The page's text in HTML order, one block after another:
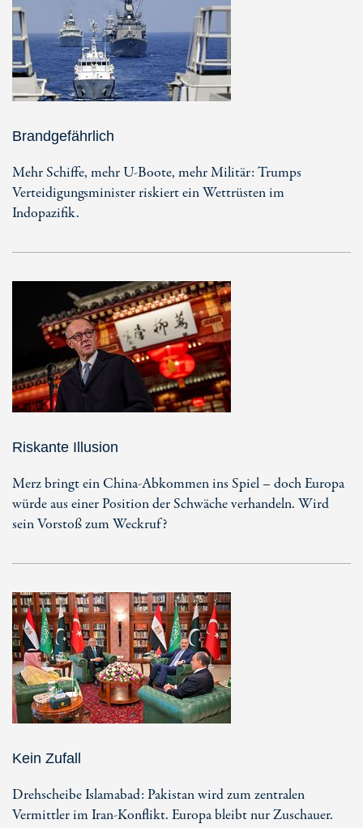
Brandgefährlich
Mehr Schiffe, mehr U-Boote, mehr Militär: Trumps
Verteidigungsminister riskiert ein Wettrüsten im
Indopazifik.
Riskante Illusion
Merz bringt ein China-Abkommen ins Spiel – doch Europa
würde aus einer Position der Schwäche verhandeln. Wird
sein Vorstoß zum Weckruf?
Kein Zufall
Drehscheibe Islamabad: Pakistan wird zum zentralen
Vermittler im Iran-Konflikt. Europa bleibt nur Zuschauer.